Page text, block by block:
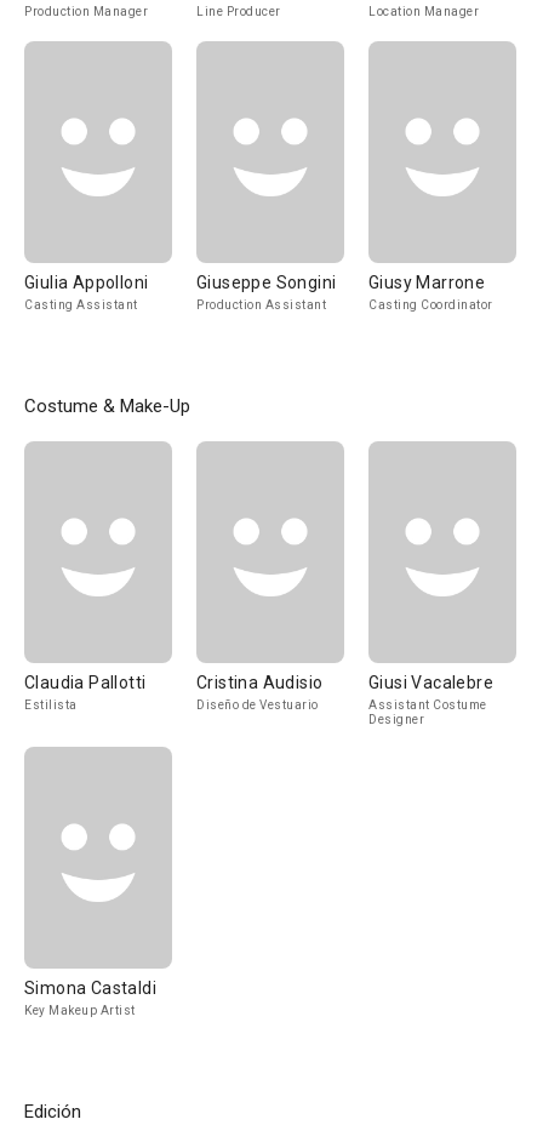
Production Manager Line Producer Location Manager
Giulia Appolloni
Casting Assistant
Giuseppe Songini
Production Assistant
Giusy Marrone
Casting Coordinator
Costume & Make-Up
Claudia Pallotti
Estilista
Cristina Audisio
Diseño de Vestuario
Giusi Vacalebre
Assistant Costume
Designer
Simona Castaldi
Key Makeup Artist
Edición